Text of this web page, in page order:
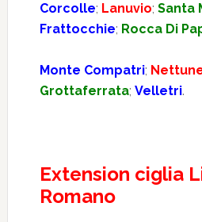
Corcolle; Lanuvio; Santa
Frattocchie; Rocca Di
Monte Compatri;
Grottaferrata; Velletri.
Extension ciglia
Romano